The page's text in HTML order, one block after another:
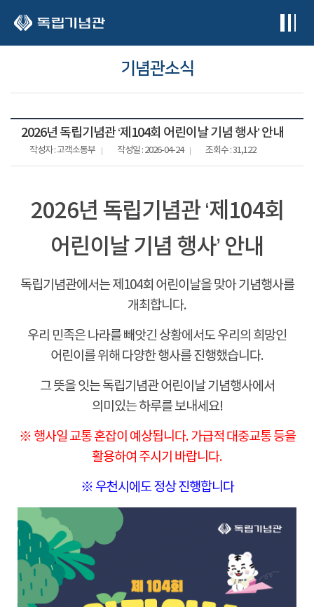
기념관소식
2026년 독립기념관 ‘제104회 어린이날 기념 행사’ 안내
작성자 : 고객소통부 작성일 : 2026-04-24 조회수 : 31,122
2026년 독립기념관 ‘제104회
어린이날 기념 행사’ 안내
독립기념관에서는 제104회 어린이날을 맞아 기념행사를
개최합니다.
우리 민족은 나라를 빼앗긴 상황에서도 우리의 희망인
어린이를 위해 다양한 행사를 진행했습니다.
그 뜻을 잇는 독립기념관 어린이날 기념행사에서
의미있는 하루를 보내세요!
※ 행사일 교통 혼잡이 예상됩니다. 가급적 대중교통 등을
활용하여 주시기 바랍니다.
※ 우천시에도 정상 진행합니다